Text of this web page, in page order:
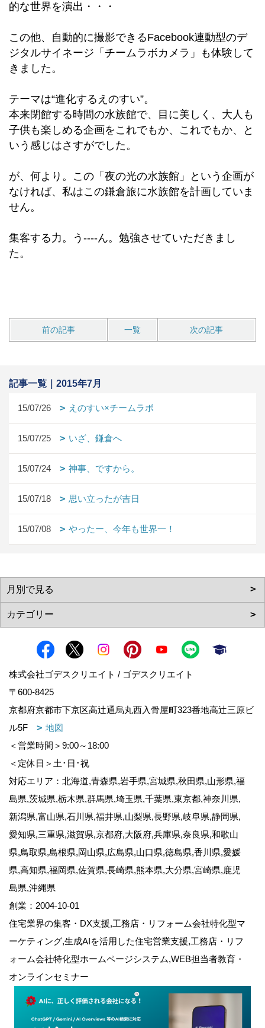
的な世界を演出・・・
この他、自動的に撮影できるFacebook連動型のデ
ジタルサイネージ「チームラボカメラ」も体験して
きました。
テーマは“進化するえのすい”。
本来閉館する時間の水族館で、目に美しく、大人も
子供も楽しめる企画をこれでもか、これでもか、と
いう感じはさすがでした。
が、何より。この「夜の光の水族館」という企画が
なければ、私はこの鎌倉旅に水族館を計画していま
せん。
集客する力。う----ん。勉強させていただきまし
た。
前の記事 一覧 次の記事
記事一覧｜2015年7月
15/07/26 えのすい×チームラボ
15/07/25 いざ、鎌倉へ
15/07/24 神事、ですから。
15/07/18 思い立ったが吉日
15/07/08 やったー、今年も世界一！
株式会社ゴデスクリエイト / ゴデスクリエイト
〒600-8425
京都府京都市下京区高辻通烏丸西入骨屋町323番地高辻三原ビ
ル5F
地図
＜営業時間＞9:00～18:00
＜定休日＞土･日･祝
対応エリア：北海道,青森県,岩手県,宮城県,秋田県,山形県,福
島県,茨城県,栃木県,群馬県,埼玉県,千葉県,東京都,神奈川県,
新潟県,富山県,石川県,福井県,山梨県,長野県,岐阜県,静岡県,
愛知県,三重県,滋賀県,京都府,大阪府,兵庫県,奈良県,和歌山
県,鳥取県,島根県,岡山県,広島県,山口県,徳島県,香川県,愛媛
県,高知県,福岡県,佐賀県,長崎県,熊本県,大分県,宮崎県,鹿児
島県,沖縄県
創業：2004-10-01
住宅業界の集客・DX支援,工務店・リフォーム会社特化型マ
ーケティング,生成AIを活用した住宅営業支援,工務店・リフ
ォーム会社特化型ホームページシステム,WEB担当者教育・
オンラインセミナー